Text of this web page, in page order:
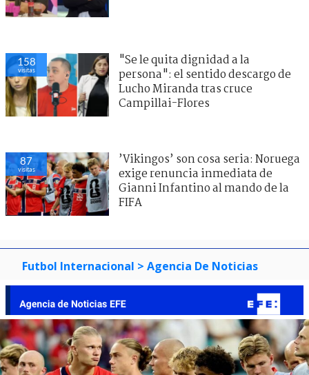
158
visitas
"Se le quita dignidad a la
persona": el sentido descargo de
Lucho Miranda tras cruce
Campillai-Flores
87
visitas
’Vikingos’ son cosa seria: Noruega
exige renuncia inmediata de
Gianni Infantino al mando de la
FIFA
Futbol Internacional > Agencia De Noticias